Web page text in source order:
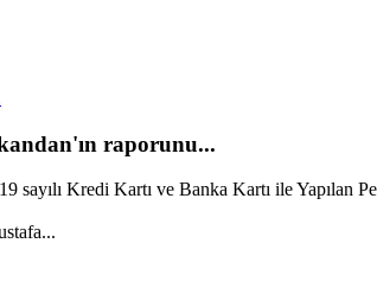
raporunu...
sayılı Kredi Kartı ve Banka Kartı ile Yapılan